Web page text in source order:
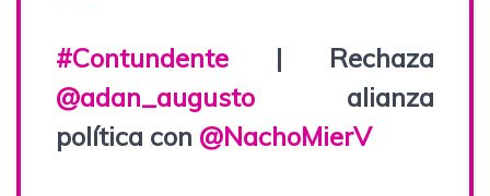
#Contundente | Rechaza
@adan_augusto alianza
política con @NachoMierV